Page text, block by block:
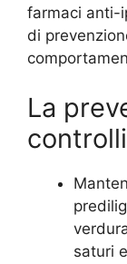
farmaci anti-
di
La
saturi